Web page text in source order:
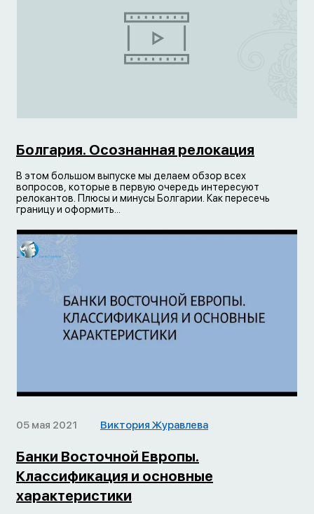
Болгария. Осознанная релокация
В этом большом выпуске мы делаем обзор всех
вопросов, которые в первую очередь интересуют
релокантов. Плюсы и минусы Болгарии. Как пересечь
границу и оформить...
05 мая 2021 Виктория Журавлева
Банки Восточной Европы.
Классификация и основные
характеристики